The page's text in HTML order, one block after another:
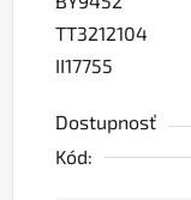
TT3212104
II17755
Dostupnosť
Kód: